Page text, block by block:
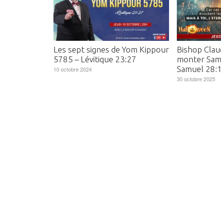
Les sept signes de Yom Kippour
5785 – Lévitique 23:27
10 octobre 2024
Bishop
monter
Samuel
30 octobre 2025